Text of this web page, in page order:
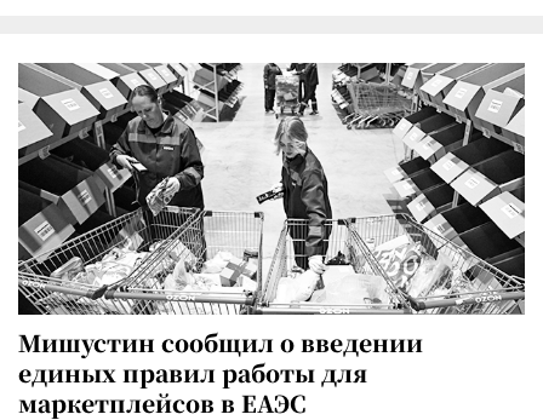
Мишустин сообщил о введении
единых правил работы для
маркетплейсов в ЕАЭС